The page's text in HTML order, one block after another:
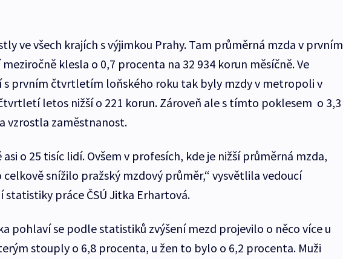
ve všech krajích s výjimkou Prahy. Tam průměrná mzda v prvním
klesla o 0,7 procenta na 32 934 korun měsíčně. Ve
s prvním čtvrtletím loňského roku tak byly mzdy v metropoli v
letos nižší o 221 korun. Zároveň ale s tímto poklesem o 3,3
vzrostla zaměstnanost.
asi o 25 tisíc lidí. Ovšem v profesích, kde je nižší průměrná mzda,
snížilo pražský mzdový průměr,“ vysvětlila vedoucí
statistiky práce ČSÚ Jitka Erhartová.
pohlaví se podle statistiků zvýšení mezd projevilo o něco více u
stouply o 6,8 procenta, u žen to bylo o 6,2 procenta. Muži